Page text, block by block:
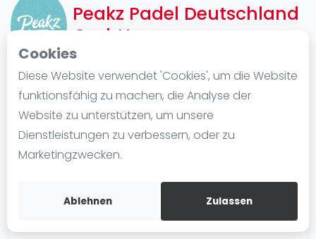
Cookies
Diese Website verwendet 'Cookies', um die Website
funktionsfähig zu machen, die Analyse der
Website zu unterstützen, um unsere
Dienstleistungen zu verbessern, oder zu
Marketingzwecken.
Ablehnen Zulassen
FIP Männer
FIP Frauen
Blog
Die Geschichte von Padel
Regeln und Punktzählung
Padel Schläge
Video
Peakz Padel Deutschland
GmbH
Kette
Van-den-Bergh-Strasse 45
47533
https://www.peakzpadel.de/